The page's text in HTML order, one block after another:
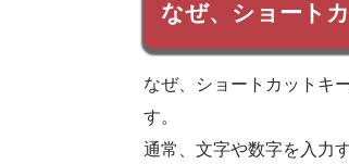
なぜ、ショート
なぜ、ショートカットキ
す。
通常、文字や数字を入力